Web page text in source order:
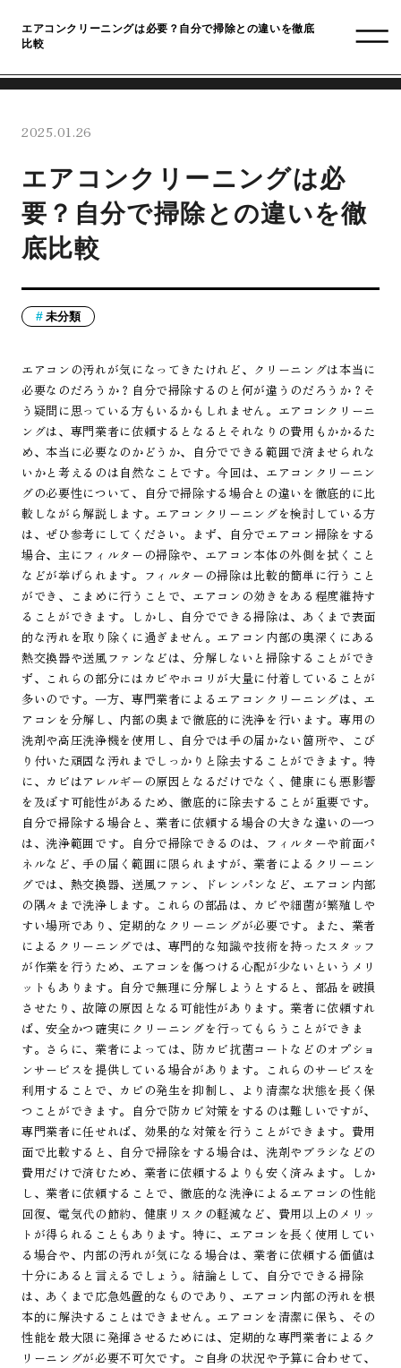
エアコンクリーニングは必要？自分で掃除との違いを徹底
比較
2025.01.26
エアコンクリーニングは必
要？自分で掃除との違いを徹
底比較
未分類
エアコンの汚れが気になってきたけれど、クリーニングは本当に
必要なのだろうか？自分で掃除するのと何が違うのだろうか？そ
う疑問に思っている方もいるかもしれません。エアコンクリーニ
ングは、専門業者に依頼するとなるとそれなりの費用もかかるた
め、本当に必要なのかどうか、自分でできる範囲で済ませられな
いかと考えるのは自然なことです。今回は、エアコンクリーニン
グの必要性について、自分で掃除する場合との違いを徹底的に比
較しながら解説します。エアコンクリーニングを検討している方
は、ぜひ参考にしてください。まず、自分でエアコン掃除をする
場合、主にフィルターの掃除や、エアコン本体の外側を拭くこと
などが挙げられます。フィルターの掃除は比較的簡単に行うこと
ができ、こまめに行うことで、エアコンの効きをある程度維持す
ることができます。しかし、自分でできる掃除は、あくまで表面
的な汚れを取り除くに過ぎません。エアコン内部の奥深くにある
熱交換器や送風ファンなどは、分解しないと掃除することができ
ず、これらの部分にはカビやホコリが大量に付着していることが
多いのです。一方、専門業者によるエアコンクリーニングは、エ
アコンを分解し、内部の奥まで徹底的に洗浄を行います。専用の
洗剤や高圧洗浄機を使用し、自分では手の届かない箇所や、こび
り付いた頑固な汚れまでしっかりと除去することができます。特
に、カビはアレルギーの原因となるだけでなく、健康にも悪影響
を及ぼす可能性があるため、徹底的に除去することが重要です。
自分で掃除する場合と、業者に依頼する場合の大きな違いの一つ
は、洗浄範囲です。自分で掃除できるのは、フィルターや前面パ
ネルなど、手の届く範囲に限られますが、業者によるクリーニン
グでは、熱交換器、送風ファン、ドレンパンなど、エアコン内部
の隅々まで洗浄します。これらの部品は、カビや細菌が繁殖しや
すい場所であり、定期的なクリーニングが必要です。また、業者
によるクリーニングでは、専門的な知識や技術を持ったスタッフ
が作業を行うため、エアコンを傷つける心配が少ないというメリ
ットもあります。自分で無理に分解しようとすると、部品を破損
させたり、故障の原因となる可能性があります。業者に依頼すれ
ば、安全かつ確実にクリーニングを行ってもらうことができま
す。さらに、業者によっては、防カビ抗菌コートなどのオプショ
ンサービスを提供している場合があります。これらのサービスを
利用することで、カビの発生を抑制し、より清潔な状態を長く保
つことができます。自分で防カビ対策をするのは難しいですが、
専門業者に任せれば、効果的な対策を行うことができます。費用
面で比較すると、自分で掃除をする場合は、洗剤やブラシなどの
費用だけで済むため、業者に依頼するよりも安く済みます。しか
し、業者に依頼することで、徹底的な洗浄によるエアコンの性能
回復、電気代の節約、健康リスクの軽減など、費用以上のメリッ
トが得られることもあります。特に、エアコンを長く使用してい
る場合や、内部の汚れが気になる場合は、業者に依頼する価値は
十分にあると言えるでしょう。結論として、自分でできる掃除
は、あくまで応急処置的なものであり、エアコン内部の汚れを根
本的に解決することはできません。エアコンを清潔に保ち、その
性能を最大限に発揮させるためには、定期的な専門業者によるク
リーニングが必要不可欠です。ご自身の状況や予算に合わせて、